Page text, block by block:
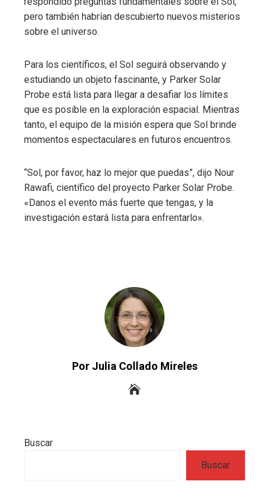
pero también habrían descubierto nuevos misterios
sobre el universo.
Para los científicos, el Sol seguirá observando y
estudiando un objeto fascinante, y Parker Solar
Probe está lista para llegar a desafiar los límites
que es posible en la exploración espacial. Mientras
tanto, el equipo de la misión espera que Sol brinde
momentos espectaculares en futuros encuentros.
“Sol, por favor, haz lo mejor que puedas”, dijo Nour
Rawafi, científico del proyecto Parker Solar Probe.
«Danos el evento más fuerte que tengas, y la
investigación estará lista para enfrentarlo».
Por Julia Collado Mireles
Buscar
Buscar